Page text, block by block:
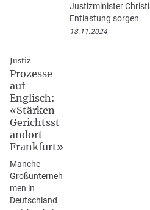
Justizminister
Entlastung sorgen.
18.11.2024
Justiz
Prozesse
auf
Englisch:
«Stärken
Gerichtsst
andort
Frankfurt»
Manche
Großunterneh
men in
Deutschland